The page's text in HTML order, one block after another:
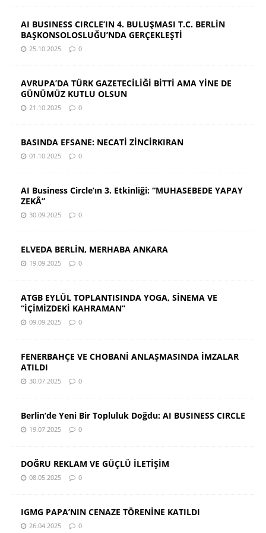
AI BUSINESS CIRCLE’IN 4. BULUŞMASI T.C. BERLİN
BAŞKONSOLOSLUĞU’NDA GERÇEKLEŞTİ
25.10.2025 0
AVRUPA’DA TÜRK GAZETECİLİĞİ BİTTİ AMA YİNE DE
GÜNÜMÜZ KUTLU OLSUN
21.10.2025 0
BASINDA EFSANE: NECATİ ZİNCİRKIRAN
01.10.2025 0
AI Business Circle’ın 3. Etkinliği: “MUHASEBEDE YAPAY
ZEKÂ”
30.09.2025 0
ELVEDA BERLİN, MERHABA ANKARA
19.09.2025 0
ATGB EYLÜL TOPLANTISINDA YOGA, SİNEMA VE
“İÇİMİZDEKİ KAHRAMAN”
09.09.2025 0
FENERBAHÇE VE CHOBANİ ANLAŞMASINDA İMZALAR
ATILDI
30.07.2025 0
Berlin’de Yeni Bir Topluluk Doğdu: AI BUSINESS CIRCLE
19.07.2025 0
DOĞRU REKLAM VE GÜÇLÜ İLETİŞİM
08.05.2025 0
IGMG PAPA’NIN CENAZE TÖRENİNE KATILDI
26.04.2025 0